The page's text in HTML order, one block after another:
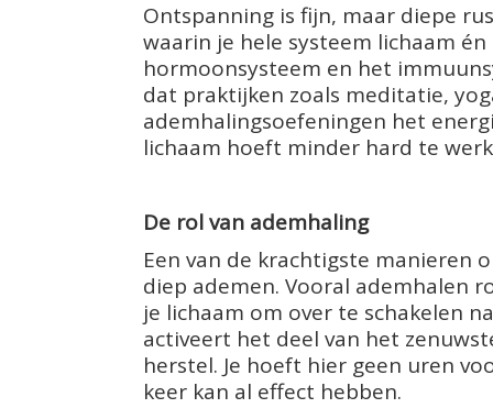
Ontspanning is fijn, maar diepe
waarin je hele systeem lichaam
hormoonsysteem en het
dat praktijken zoals meditatie,
ademhalingsoefeningen het
lichaam hoeft minder hard te
De rol van ademhaling
Een van de krachtigste manieren
diep ademen. Vooral ademhalen
je lichaam om over te schakelen
activeert het deel van het
herstel. Je hoeft hier geen uren
keer kan al effect hebben.